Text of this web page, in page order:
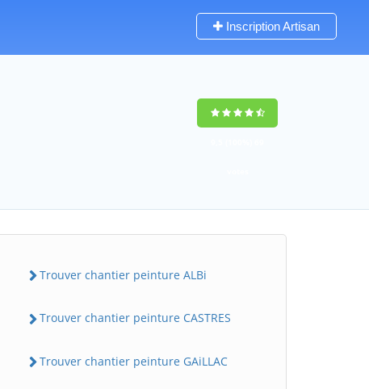
Inscription Artisan
Trouver chantier peinture ALBi
Trouver chantier peinture CASTRES
Trouver chantier peinture GAiLLAC